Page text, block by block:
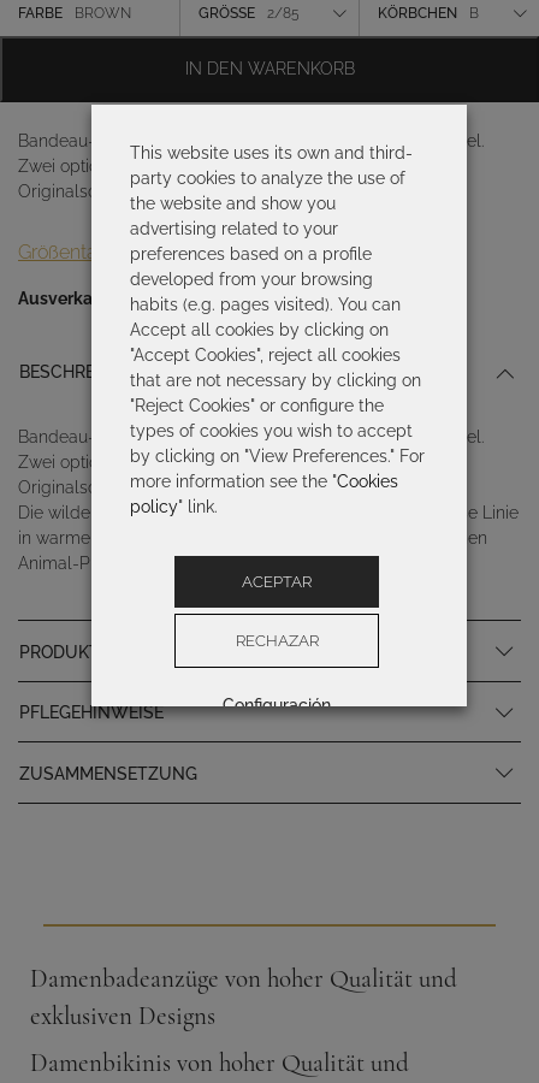
war:
ist:
Farbe
FARBE BROWN GRÖSSE 2/85 KÖRBCHEN B
Bandeau-Bikini-Top mit mittiger Drapierung und Innenbügel.
Zwei optionale, verstellbare Träger. Gefertigt nach den
Originalschnittmustern von Roidal. Die wilde Essenz der
Größentabelle
Ausverkauft
IN DEN WARENKORB
BESCHREIBUNG
Bandeau-Bikini-Top mit mittiger Drapierung und Innenbügel.
Zwei optionale, verstellbare Träger. Gefertigt nach den
Originalschnittmustern von Roidal.
Die wilde Essenz der afrikanischen Savanne inspiriert diese Linie
in warmen, erdigen Tönen, die mit der Kraft eines ethnischen
Animal-Prints verschmelzen.
PRODUKTSPEZIFIKATIONEN
PFLEGEHINWEISE
ZUSAMMENSETZUNG
Damenbadeanzüge von hoher Qualität und
exklusiven Designs
Damenbikinis von hoher Qualität und
This website uses its own and third-
party cookies to analyze the use of
the website and show you
advertising related to your
preferences based on a profile
developed from your browsing
habits (e.g. pages visited). You can
Accept all cookies by clicking on
"Accept Cookies", reject all cookies
that are not necessary by clicking on
"Reject Cookies" or configure the
types of cookies you wish to accept
by clicking on "View Preferences." For
more information see the "Cookies
policy" link.
ACEPTAR
RECHAZAR
Configuración